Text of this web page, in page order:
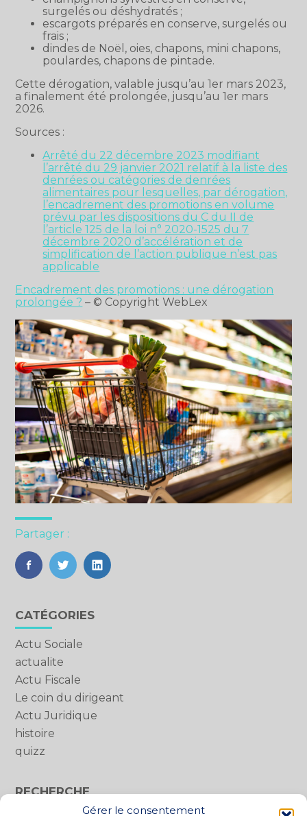
Gérer le consentement
surgelés ou déshydratés ;
escargots préparés en conserve, surgelés ou
frais ;
dindes de Noël, oies, chapons, mini chapons,
poulardes, chapons de pintade.
Cette dérogation, valable jusqu’au 1er mars 2023,
a finalement été prolongée, jusqu’au 1er mars
2026.
Sources :
Arrêté du 22 décembre 2023 modifiant
l’arrêté du 29 janvier 2021 relatif à la liste des
denrées ou catégories de denrées
alimentaires pour lesquelles, par dérogation,
l’encadrement des promotions en volume
prévu par les dispositions du C du II de
l’article 125 de la loi n° 2020-1525 du 7
décembre 2020 d’accélération et de
simplification de l’action publique n’est pas
applicable
Encadrement des promotions : une dérogation
prolongée ? – © Copyright WebLex
Partager :
FaceBook
TwitterLinkedIn
Blog
sidebar
CATÉGORIES
Actu Sociale
actualite
Actu Fiscale
Le coin du dirigeant
Actu Juridique
histoire
quizz
RECHERCHE